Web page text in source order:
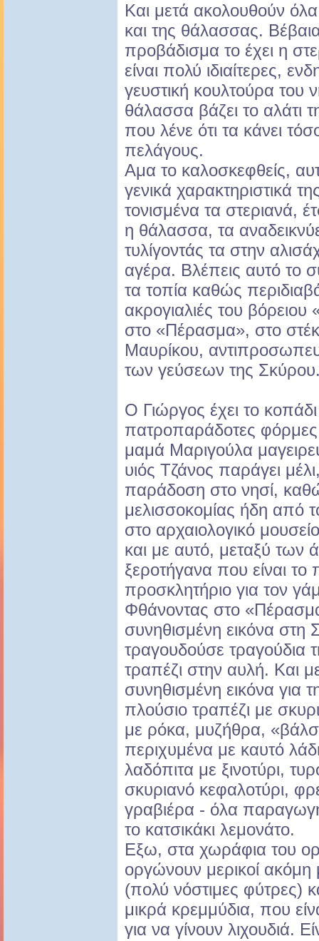
Και μετά ακολουθούν
και της θάλασσας.
προβάδισμα το έχει η
είναι πολύ ιδιαίτερες,
γευστική κουλτούρα του
θάλασσα βάζει το αλάτι
που λένε ότι τα κάνει
πελάγους.
Αμα το καλοσκεφθείς,
γενικά χαρακτηριστικά
τονισμένα τα στεριανά,
η θάλασσα, τα
τυλίγοντάς τα στην
αγέρα. Βλέπεις αυτό το
τα τοπία καθώς
ακρογιαλιές του βόρειου
στο «Πέρασμα», στο
Μαυρίκου,
των γεύσεων της
Ο Γιώργος έχει το
πατροπαράδοτες
μαμά Μαριγούλα
υιός Τζάνος παράγει
παράδοση στο νησί,
μελισσοκομίας ήδη από
στο αρχαιολογικό
και με αυτό, μεταξύ των
ξεροτήγανα που είναι
προσκλητήριο για τον
Φθάνοντας στο
συνηθισμένη εικόνα
τραγουδούσε τραγούδια
τραπέζι στην αυλή. Και
συνηθισμένη εικόνα για
πλούσιο τραπέζι με
με ρόκα, μυζήθρα,
περιχυμένα με καυτό
λαδόπιτα με ξινοτύρι,
σκυριανό κεφαλοτύρι,
γραβιέρα - όλα
το κατσικάκι λεμονάτο.
Εξω, στα χωράφια του
οργώνουν μερικοί
(πολύ νόστιμες φύτρες)
μικρά κρεμμύδια, που
για να γίνουν λιχουδιά.